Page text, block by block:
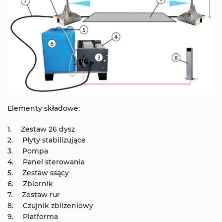
Elementy składowe:
Zestaw 26 dysz
Płyty stabilizujące
Pompa
Panel sterowania
Zestaw ssący
Zbiornik
Zestaw rur
Czujnik zbliżeniowy
Platforma